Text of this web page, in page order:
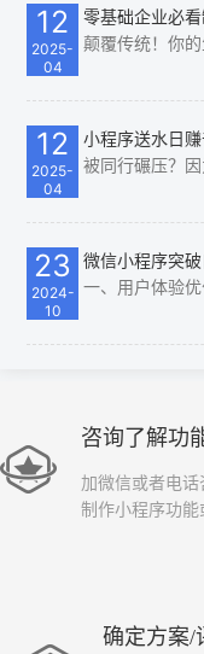
12
2025-
04
零基础企业必
12
2025-
04
小程序送水日
23
2024-
10
微信小程序突
咨询了解功
加微信或者电
制作小程序功能
确定方案/